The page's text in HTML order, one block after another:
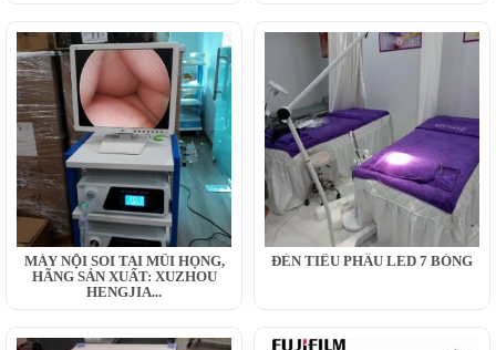
MÁY NỘI SOI TAI MŨI HỌNG,
HÃNG SẢN XUẤT: XUZHOU
HENGJIA...
ĐÈN TIỂU PHẪU LED 7 BÓNG